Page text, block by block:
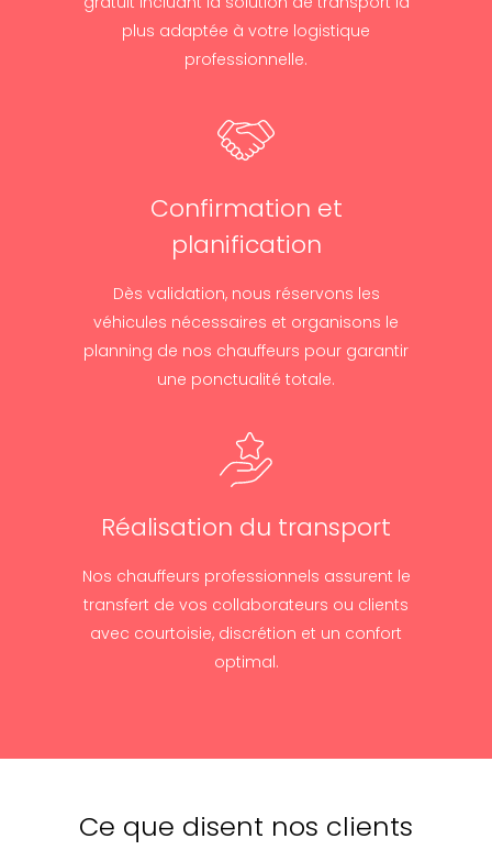
plus adaptée à votre logistique
professionnelle.
Confirmation et
planification
Dès validation, nous réservons les
véhicules nécessaires et organisons le
planning de nos chauffeurs pour garantir
une ponctualité totale.
Réalisation du transport
Nos chauffeurs professionnels assurent le
transfert de vos collaborateurs ou clients
avec courtoisie, discrétion et un confort
optimal.
Ce que disent nos clients